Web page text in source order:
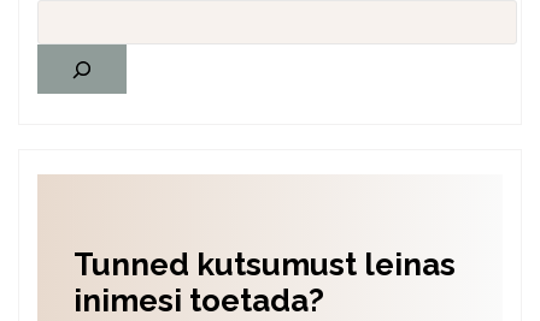
Tunned kutsumust leinas
inimesi toetada?